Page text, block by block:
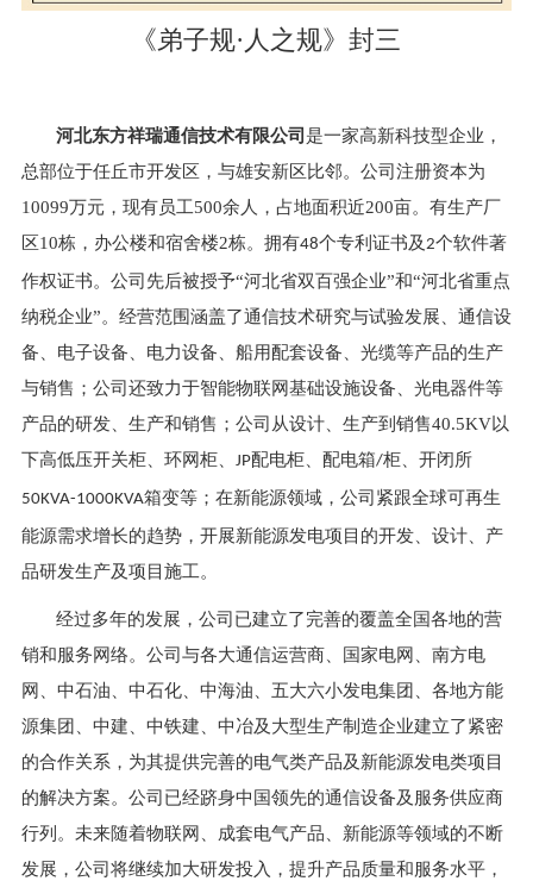
《弟子规·人之规》封三
河北东方祥瑞通信技术有限公司 是一家高新科技型企业，
总部位于任丘市开发区，与雄安新区比邻。公司注册资本为
10099万元， 现有员工500余人，占地面积近200亩。有生产厂
区10栋，办公楼和宿舍楼2栋。拥有48个专利证书及 2个软件著
作权证书。公司 先后被授予“河北省双百强企业”和“河北省重点
纳税企业”。经营范围涵盖了通信技术研究与试验发展、通信设
备、电子设备、电力设备、船用配套设备、光缆等产品的生产
与销售；公司还致力于智能物联网基础设施设备、光电器件等
产品的研发、生产和销售； 公司从设计、生产到销售40.5KV以
下高低压开关柜、环网柜、 JP配电柜、配电箱/柜、开闭所
50KVA-1000KVA箱变等；在新能源领域，公司紧跟全球可再生
能源需求增长的趋势，开展新能源发电项目的开发、设计、产
品研发生产及项目施工。
经过多年的发展，公司已建立了完善的覆盖全国各地的营
销和服务网络。公司与各大通信运营商、国家电网、南方电
网、中石油、中石化、中海油、五大六小发电集团、各地方能
源集团、中建、中铁建、中冶及大型生产制造企业建立了紧密
的合作关系，为其提供完善的电气类产品及新能源发电类项目
的解决方案。公司已经跻身中国领先的通信设备及服务供应商
行列。未来随着物联网、成套电气产品、新能源等领域的不断
发展，公司将继续加大研发投入，提升产品质量和服务水平，